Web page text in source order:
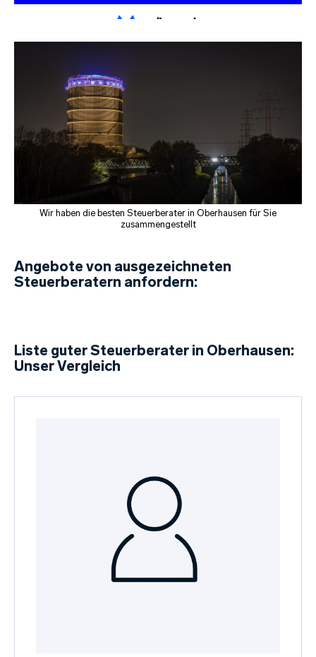
Wir haben die besten Steuerberater in Oberhausen für Sie
zusammengestellt
Angebote von ausgezeichneten
Steuerberatern anfordern:
Liste guter Steuerberater in Oberhausen:
Unser Vergleich